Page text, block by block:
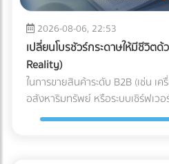
(Wasted Raw Materials): สำหรั
หรือเคมีภัณฑ์ หากความร้อนตกห
วัตถุดิบที่ค้างอยู่ในเครื่องจักรจะเสี
(Defect/Scrap) ทันที เวลาในการรีเ
Restart Time): ไฟดับ 15 นาที ไม่ไ
นาทีที่ 16 เครื่องจักรขนาดใหญ่
วอร์มอัปและตั้งค่าพารามิเตอร์ใหม่
ปรับและความเชื่อมั่น (Penalties &
2026-08-06, 22:53
เปลี่ยนโบรชัวร์กระดาษให้มีชีวิต
Reality)
ในการขายสินค้าระดับ B2B (เช่น เ
อสังหาริมทรัพย์ หรือระบบเซิร์ฟเวอ
เตอะให้ผู้บริหารอ่าน มักจะจบลงที่